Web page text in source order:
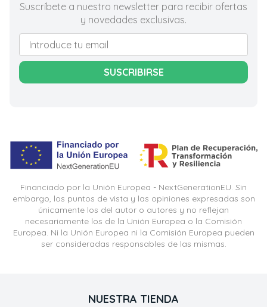
Suscríbete a nuestro newsletter para recibir ofertas
y novedades exclusivas.
SUSCRIBIRSE
Financiado por la Unión Europea - NextGenerationEU. Sin
embargo, los puntos de vista y las opiniones expresadas son
únicamente los del autor o autores y no reflejan
necesariamente los de la Unión Europea o la Comisión
Europea. Ni la Unión Europea ni la Comisión Europea pueden
ser consideradas responsables de las mismas.
NUESTRA TIENDA